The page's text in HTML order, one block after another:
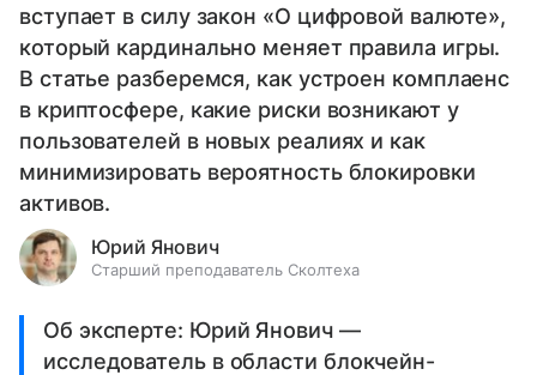
вступает в силу закон «О цифровой валюте»,
который кардинально меняет правила игры.
В статье разберемся, как устроен комплаенс
в криптосфере, какие риски возникают у
пользователей в новых реалиях и как
минимизировать вероятность блокировки
активов.
Юрий Янович
Старший преподаватель Сколтеха
Об эксперте: Юрий Янович —
исследователь в области блокчейн-